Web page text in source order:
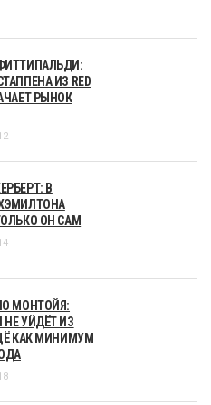
ИЗ RED
РЫНОК
В
ОН САМ
МОНТОЙЯ:
УЙДЁТ ИЗ
КАК МИНИМУМ